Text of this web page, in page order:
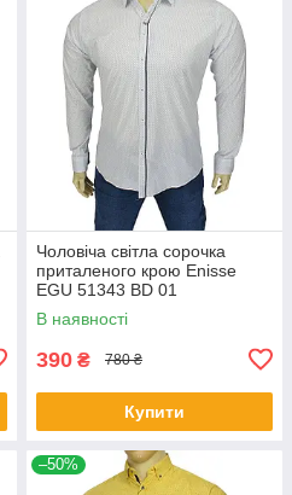
Чоловіча світла сорочка
приталеного крою Еnisse
EGU 51343 BD 01
В наявності
390 ₴ 780 ₴
Купити
–50%